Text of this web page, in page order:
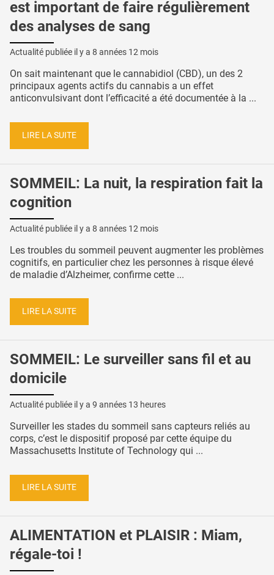
est important de faire régulièrement
des analyses de sang
Actualité publiée il y a 8 années 12 mois
On sait maintenant que le cannabidiol (CBD), un des 2
principaux agents actifs du cannabis a un effet
anticonvulsivant dont l’efficacité a été documentée à la ...
LIRE LA SUITE
SOMMEIL: La nuit, la respiration fait la
cognition
Actualité publiée il y a 8 années 12 mois
Les troubles du sommeil peuvent augmenter les problèmes
cognitifs, en particulier chez les personnes à risque élevé
de maladie d’Alzheimer, confirme cette ...
LIRE LA SUITE
SOMMEIL: Le surveiller sans fil et au
domicile
Actualité publiée il y a 9 années 13 heures
Surveiller les stades du sommeil sans capteurs reliés au
corps, c’est le dispositif proposé par cette équipe du
Massachusetts Institute of Technology qui ...
LIRE LA SUITE
ALIMENTATION et PLAISIR : Miam,
régale-toi !